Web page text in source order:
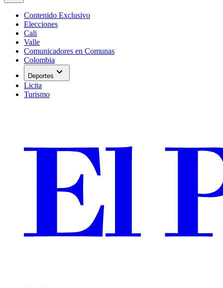
Contenido Exclusivo
Elecciones
Cali
Valle
Comunicadores en Comunas
Colombia
Deportes expand_more
Licita
Turismo